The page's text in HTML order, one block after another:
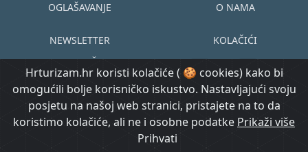
Hrturizam.hr koristi kolačiće ( 🍪 cookies) kako bi
omogućili bolje korisničko iskustvo. Nastavljajući svoju
posjetu na našoj web stranici, pristajete na to da
koristimo kolačiće, ali ne i osobne podatke Prikaži više
Prihvati
OGLAŠAVANJE
O NAMA
NEWSLETTER
UVJETI KORIŠTENJA
KOLAČIĆI
EN HR
© Copyright
2015.-2026.
@ Created by
Morgan Code
Prijavi se